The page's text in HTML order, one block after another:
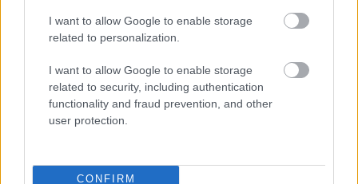
I want to allow Google to enable storage
related to personalization.
I want to allow Google to enable storage
related to security, including authentication
functionality and fraud prevention, and other
user protection.
CONFIRM
Link másolása Email küldés
CÍMKÉK: #MAGYAR FOCI